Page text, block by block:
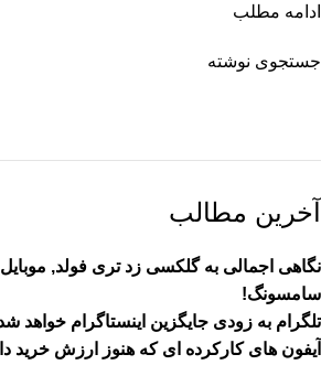
ادامه مطلب
جستجوی نوشته
آخرین مطالب
سامسونگ!
تلگرام به زودی جایگزین اینستاگرام خواهد
آیفون های کارکرده ای که هنوز ارزش خرید